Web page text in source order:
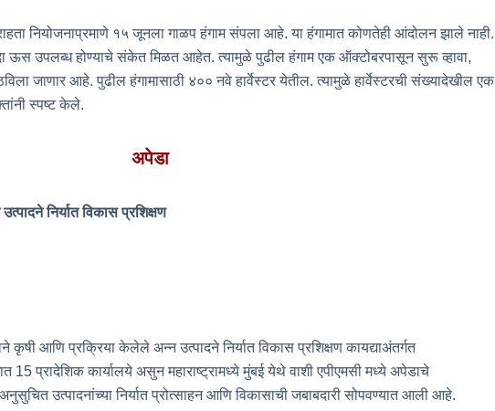
नियोजनाप्रमाणे १५ जूनला गाळप हंगाम संपला आहे. या हंगामात कोणतेही आंदोलन झाले नाही.
ऊस उपलब्ध होण्याचे संकेत मिळत आहेत. त्यामुळे पुढील हंगाम एक ऑक्टोबरपासून सुरू व्हावा,
जाणार आहे. पुढील हंगामासाठी ४०० नवे हार्वेस्टर येतील. त्यामुळे हार्वेस्टरची संख्यादेखील एक
स्पष्ट केले.
अपेडा
निर्यात विकास प्रशिक्षण
आणि प्रक्रिया केलेले अन्न उत्पादने निर्यात विकास प्रशिक्षण कायद्याअंतर्गत
प्रादेशिक कार्यालये असुन महाराष्ट्रामध्ये मुंबई येथे वाशी एपीएमसी मध्ये अपेडाचे
उत्पादनांच्या निर्यात प्रोत्साहन आणि विकासाची जबाबदारी सोपवण्यात आली आहे.